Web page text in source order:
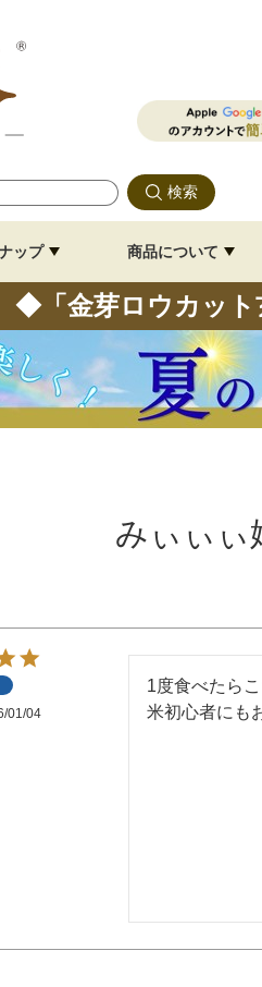
ップ 商品について
◆「金芽ロウカット
みぃぃぃ
01/04
1度食べたら
米初心者にも